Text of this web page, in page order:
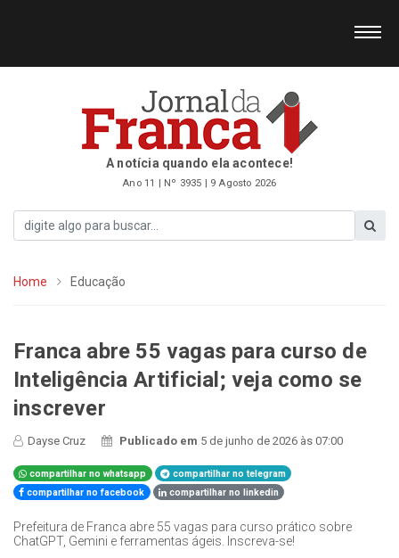
A notícia quando ela acontece!
Ano 11 | Nº 3935 | 9 Agosto 2026
Home Educação
Franca abre 55 vagas para curso de
Inteligência Artificial; veja como se
inscrever
Dayse Cruz Publicado em 5 de junho de 2026 às 07:00
compartilhar no whatsapp
compartilhar no telegram
compartilhar no facebook
compartilhar no linkedin
Prefeitura de Franca abre 55 vagas para curso prático sobre
ChatGPT, Gemini e ferramentas ágeis. Inscreva-se!